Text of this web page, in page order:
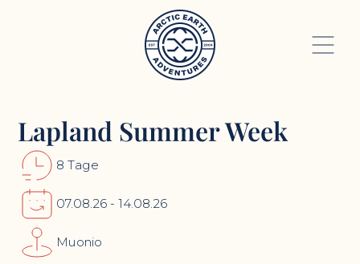
Lapland Summer Week
8 Tage
07.08.26 - 14.08.26
Muonio